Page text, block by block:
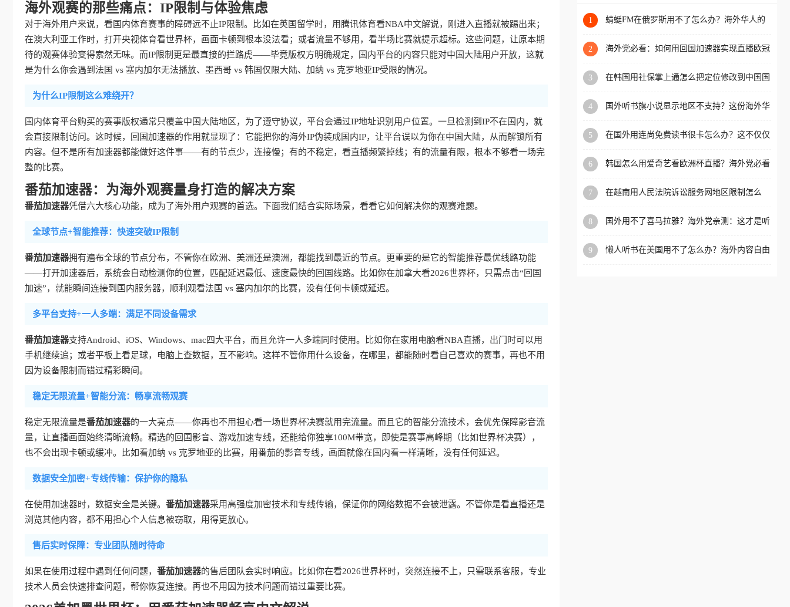
海外观赛的那些痛点：IP限制与体验焦虑
对于海外用户来说，看国内体育赛事的障碍远不止IP限制。比如在英国留学时，用腾讯体育看NBA中文解说，刚进入直播就被踢出来；
在澳大利亚工作时，打开央视体育看世界杯，画面卡顿到根本没法看；或者流量不够用，看半场比赛就提示超标。这些问题，让原本期
待的观赛体验变得索然无味。而IP限制更是最直接的拦路虎——毕竟版权方明确规定，国内平台的内容只能对中国大陆用户开放，这就
是为什么你会遇到法国 vs 塞内加尔无法播放、墨西哥 vs 韩国仅限大陆、加纳 vs 克罗地亚IP受限的情况。
为什么IP限制这么难绕开？
国内体育平台购买的赛事版权通常只覆盖中国大陆地区，为了遵守协议，平台会通过IP地址识别用户位置。一旦检测到IP不在国内，就
会直接限制访问。这时候，回国加速器的作用就显现了：它能把你的海外IP伪装成国内IP，让平台误以为你在中国大陆，从而解锁所有
内容。但不是所有加速器都能做好这件事——有的节点少，连接慢；有的不稳定，看直播频繁掉线；有的流量有限，根本不够看一场完
整的比赛。
番茄加速器：为海外观赛量身打造的解决方案
番茄加速器凭借六大核心功能，成为了海外用户观赛的首选。下面我们结合实际场景，看看它如何解决你的观赛难题。
全球节点+智能推荐：快速突破IP限制
番茄加速器拥有遍布全球的节点分布，不管你在欧洲、美洲还是澳洲，都能找到最近的节点。更重要的是它的智能推荐最优线路功能
——打开加速器后，系统会自动检测你的位置，匹配延迟最低、速度最快的回国线路。比如你在加拿大看2026世界杯，只需点击“回国
加速”，就能瞬间连接到国内服务器，顺利观看法国 vs 塞内加尔的比赛，没有任何卡顿或延迟。
多平台支持+一人多端：满足不同设备需求
番茄加速器支持Android、iOS、Windows、mac四大平台，而且允许一人多端同时使用。比如你在家用电脑看NBA直播，出门时可以用
手机继续追；或者平板上看足球，电脑上查数据，互不影响。这样不管你用什么设备，在哪里，都能随时看自己喜欢的赛事，再也不用
因为设备限制而错过精彩瞬间。
稳定无限流量+智能分流：畅享流畅观赛
稳定无限流量是番茄加速器的一大亮点——你再也不用担心看一场世界杯决赛就用完流量。而且它的智能分流技术，会优先保障影音流
量，让直播画面始终清晰流畅。精选的回国影音、游戏加速专线，还能给你独享100M带宽，即使是赛事高峰期（比如世界杯决赛），
也不会出现卡顿或缓冲。比如看加纳 vs 克罗地亚的比赛，用番茄的影音专线，画面就像在国内看一样清晰，没有任何延迟。
数据安全加密+专线传输：保护你的隐私
在使用加速器时，数据安全是关键。 番茄加速器采用高强度加密技术和专线传输，保证你的网络数据不会被泄露。不管你是看直播还是
浏览其他内容，都不用担心个人信息被窃取，用得更放心。
售后实时保障：专业团队随时待命
如果在使用过程中遇到任何问题， 番茄加速器的售后团队会实时响应。比如你在看2026世界杯时，突然连接不上，只需联系客服，专业
技术人员会快速排查问题，帮你恢复连接。再也不用因为技术问题而错过重要比赛。
区工作、留学、定居等，都
权限制所困扰。
回国加速器，即可解决「海
版权限制」的问题，无论人
国、加拿大、澳大利亚、欧
学、定居等，都可以使用，
扰。
1
蜻蜓FM在俄罗斯用不了怎么办？海外华人的
2
海外党必看：如何用回国加速器实现直播欧冠
3
在韩国用社保掌上通怎么把定位修改到中国国
4
国外听书旗小说显示地区不支持？这份海外华
5
在国外用连尚免费读书很卡怎么办？这不仅仅
6
韩国怎么用爱奇艺看欧洲杯直播？海外党必看
7
在越南用人民法院诉讼服务网地区限制怎么
8
国外用不了喜马拉雅？海外党亲测：这才是听
9
懒人听书在美国用不了怎么办？海外内容自由